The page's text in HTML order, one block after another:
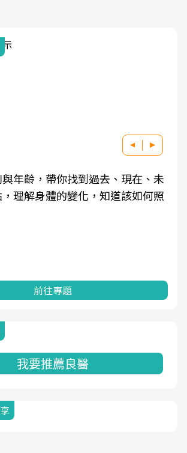
年齡，帶你找到過去、現在、未
理解身體的變化，知道該如何照
前往專題
我要推薦良醫